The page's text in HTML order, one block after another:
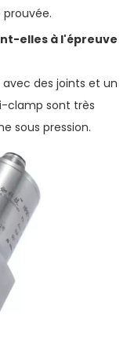
elles à l'épreuve
des joints et un
clamp sont très
sous pression.